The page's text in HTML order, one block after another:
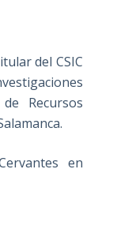
del CSIC
Recursos